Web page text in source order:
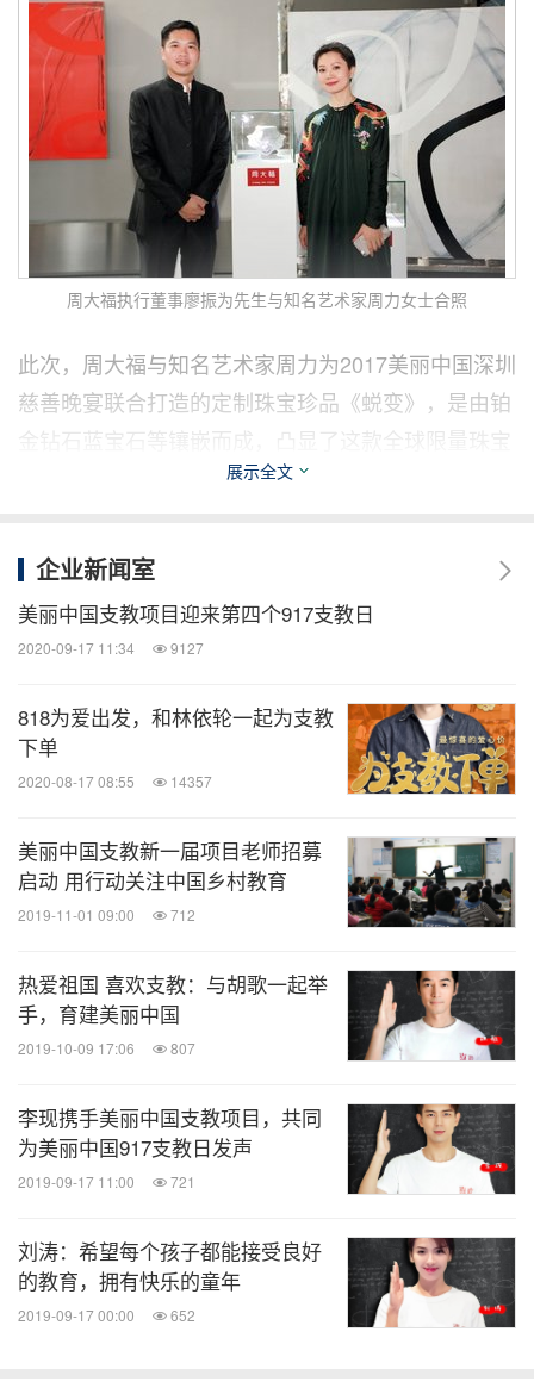
周大福执行董事廖振为先生与知名艺术家周力女士合照
此次，周大福与知名艺术家周力为2017美丽中国深圳
慈善晚宴联合打造的定制珠宝珍品《蜕变》，是由铂
金钻石蓝宝石等镶嵌而成，凸显了这款全球限量珠宝
的唯一性和珍贵性。《蜕变》不仅可以作为项链，中
巧。
推动中国农村教育的均衡发展，不仅需要政府相关政
索尝试，更需要社会各界的持续关注。让我们共同期
待在马上到来的2017美丽中国深圳慈善晚宴，能够聚
集更多支持美丽中国支教项目的社会力量，助力中国
微信关注我们
第一时间获得美丽中国机构新闻和项目动态，以及了
解项目老师招募信息、了解更多捐助信息，请扫描二
维码，关注我们！
官方微信名称：美丽中国
官方微信ID: meilizhongguo2008
官方微博：美丽中国
官方网站：www.meilizhongguo.org
关于美丽中国支教项目
展示全文
企业新闻室
美丽中国支教项目迎来第四个917支教日
2020-09-17 11:34 9127
818为爱出发，和林依轮一起为支教
下单
2020-08-17 08:55 14357
美丽中国支教新一届项目老师招募
启动 用行动关注中国乡村教育
2019-11-01 09:00 712
热爱祖国 喜欢支教：与胡歌一起举
手，育建美丽中国
2019-10-09 17:06 807
李现携手美丽中国支教项目，共同
为美丽中国917支教日发声
2019-09-17 11:00 721
刘涛：希望每个孩子都能接受良好
的教育，拥有快乐的童年
2019-09-17 00:00 652